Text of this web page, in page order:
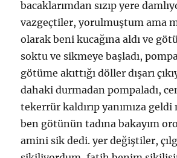
bacaklarımdan sızıp yere
vazgeçtiler, yorulmuştum ama
olarak beni kucağına aldı ve
soktu ve sikmeye başladı,
götüme akıttığı döller dışarı
dahaki durmadan pompaladı,
tekerrür kaldırıp yanımıza geldi
ben götünün tadına bakayım
amini sik dedi. yer değiştiler,